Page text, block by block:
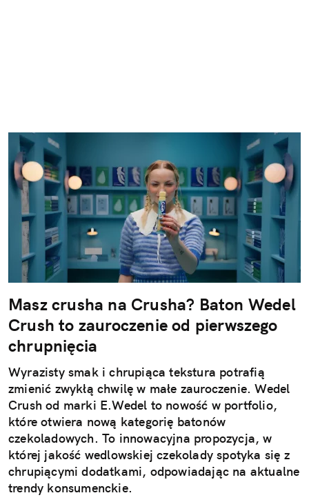
Masz crusha na Crusha? Baton Wedel
Crush to zauroczenie od pierwszego
chrupnięcia
Wyrazisty smak i chrupiąca tekstura potrafią
zmienić zwykłą chwilę w małe zauroczenie. Wedel
Crush od marki E.Wedel to nowość w portfolio,
które otwiera nową kategorię batonów
czekoladowych. To innowacyjna propozycja, w
której jakość wedlowskiej czekolady spotyka się z
chrupiącymi dodatkami, odpowiadając na aktualne
trendy konsumenckie.